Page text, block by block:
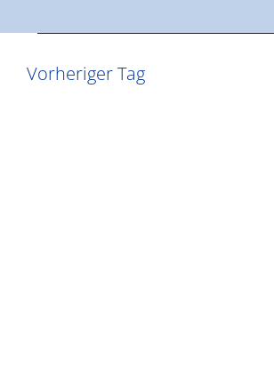
Navigation
Vorheriger Tag